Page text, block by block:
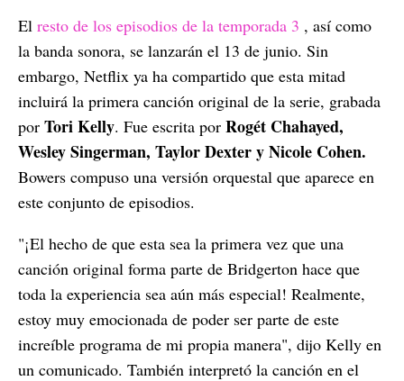
El resto de los episodios de la temporada 3 , así como
la banda sonora, se lanzarán el 13 de junio. Sin
embargo, Netflix ya ha compartido que esta mitad
incluirá la primera canción original de la serie, grabada
por Tori Kelly. Fue escrita por Rogét Chahayed,
Wesley Singerman, Taylor Dexter y Nicole Cohen.
Bowers compuso una versión orquestal que aparece en
este conjunto de episodios.
"¡El hecho de que esta sea la primera vez que una
canción original forma parte de Bridgerton hace que
toda la experiencia sea aún más especial! Realmente,
estoy muy emocionada de poder ser parte de este
increíble programa de mi propia manera", dijo Kelly en
un comunicado. También interpretó la canción en el